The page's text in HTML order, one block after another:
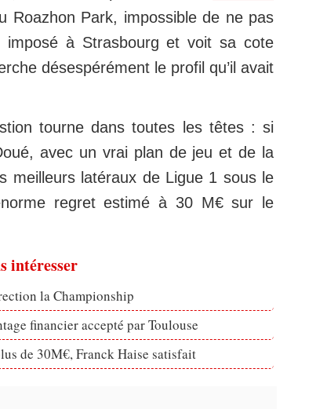
Roazhon Park, impossible de ne pas
à Strasbourg et voit sa cote
désespérément le profil qu’il avait
tourne dans toutes les têtes : si
avec un vrai plan de jeu et de la
meilleurs latéraux de Ligue 1 sous le
regret estimé à 30 M€ sur le
intéresser
la Championship
financier accepté par Toulouse
de 30M€, Franck Haise satisfait